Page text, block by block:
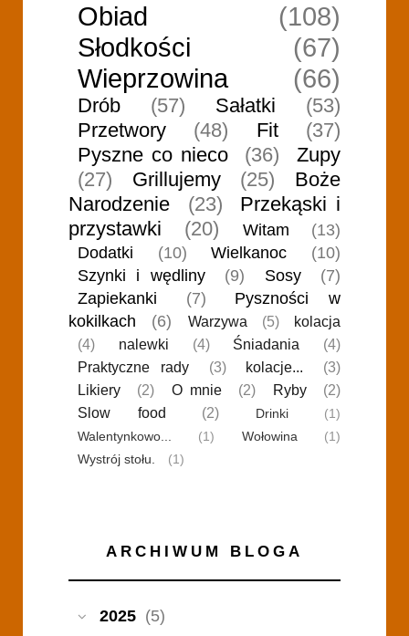
Obiad
(108)
Słodkości
(67)
Wieprzowina
(66)
Drób (57) Sałatki
(53)
Przetwory
(48) Fit
(37)
Pyszne co nieco
(36)
Zupy
(27)
Grillujemy (25)
Boże
Narodzenie
(23)
Przekąski i
przystawki
(20) Witam
(13)
Dodatki
(10) Wielkanoc
(10)
Szynki i wędliny
(9) Sosy
(7)
Zapiekanki
(7)
Pyszności w
kokilkach
(6) Warzywa (5)
kolacja
(4)
nalewki (4) Śniadania
(4)
Praktyczne rady
(3) kolacje...
(3)
Likiery
(2) O mnie (2) Ryby
(2)
Slow food
(2) Drinki
(1)
Walentynkowo...
(1) Wołowina
(1)
Wystrój stołu.
(1)
ARCHIWUM BLOGA
2025 (5)